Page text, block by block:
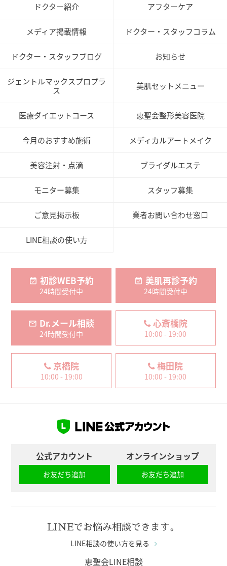
ドクター紹介 アフターケア
メディア掲載情報 ドクター・スタッフコラム
ドクター・スタッフブログ お知らせ
ジェントルマックスプロプラ
ス
美肌セットメニュー
医療ダイエットコース 恵聖会整形美容医院
今月のおすすめ施術 メディカルアートメイク
美容注射・点滴 ブライダルエステ
モニター募集 スタッフ募集
ご意見掲示板 業者お問い合わせ窓口
LINE相談の使い方
初診WEB予約
24時間受付中
美肌再診予約
24時間受付中
Dr.メール相談
24時間受付中
心斎橋院
10:00 - 19:00
京橋院
10:00 - 19:00
梅田院
10:00 - 19:00
公式アカウント
お友だち追加
オンラインショップ
お友だち追加
LINEでお悩み相談できます。
LINE相談の使い方を見る
恵聖会LINE相談